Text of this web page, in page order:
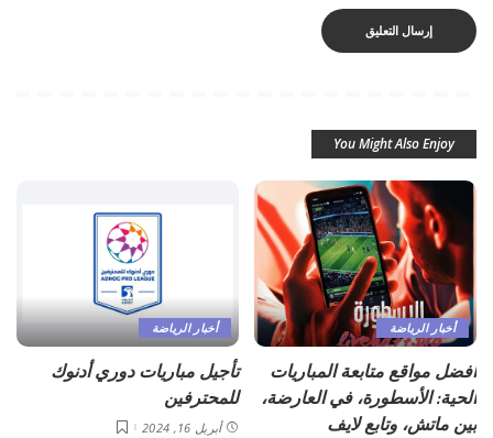
You Might Also Enjoy
أخبار الرياضة
أفضل مواقع متابعة المباريات
الحية: الأسطورة، في العارضة،
بين ماتش، وتابع لايف
أخبار الرياضة
تأجيل مباريات دوري أدنوك
للمحترفين
أبريل 16, 2024